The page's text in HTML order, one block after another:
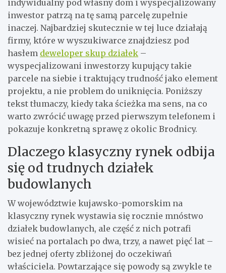
indywidualny pod własny dom i wyspecjalizowany
inwestor patrzą na tę samą parcelę zupełnie
inaczej. Najbardziej skutecznie w tej luce działają
firmy, które w wyszukiwarce znajdziesz pod
hasłem deweloper skup działek –
wyspecjalizowani inwestorzy kupujący takie
parcele na siebie i traktujący trudność jako element
projektu, a nie problem do uniknięcia. Poniższy
tekst tłumaczy, kiedy taka ścieżka ma sens, na co
warto zwrócić uwagę przed pierwszym telefonem i
pokazuje konkretną sprawę z okolic Brodnicy.
Dlaczego klasyczny rynek odbija
się od trudnych działek
budowlanych
W województwie kujawsko-pomorskim na
klasyczny rynek wystawia się rocznie mnóstwo
działek budowlanych, ale część z nich potrafi
wisieć na portalach po dwa, trzy, a nawet pięć lat –
bez jednej oferty zbliżonej do oczekiwań
właściciela. Powtarzające się powody są zwykle te